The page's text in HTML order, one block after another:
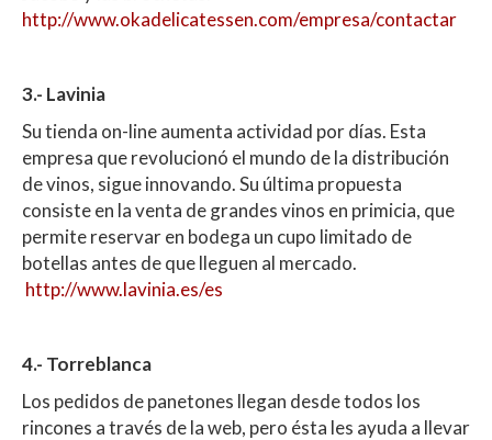
http://www.okadelicatessen.com/empresa/contactar
3.- Lavinia
Su tienda on-line aumenta actividad por días. Esta
empresa que revolucionó el mundo de la distribución
de vinos, sigue innovando. Su última propuesta
consiste en la venta de grandes vinos en primicia, que
permite reservar en bodega un cupo limitado de
botellas antes de que lleguen al mercado.
http://www.lavinia.es/es
4.- Torreblanca
Los pedidos de panetones llegan desde todos los
rincones a través de la web, pero ésta les ayuda a llevar